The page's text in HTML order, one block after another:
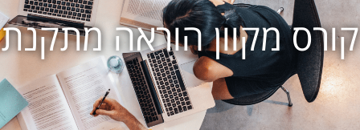
קורס מקוון הוראה מתקנת